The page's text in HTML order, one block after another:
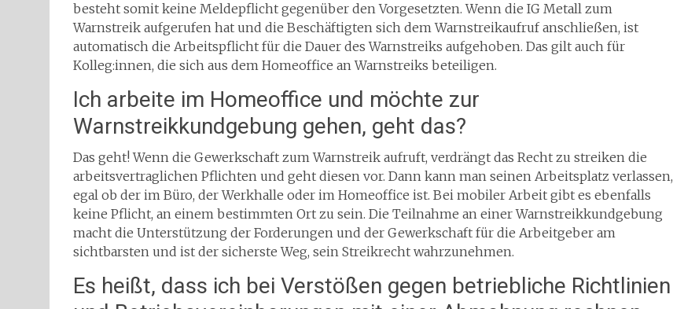
besteht somit keine Meldepflicht gegenüber den Vorgesetzten. Wenn die IG Metall zum
Warnstreik aufgerufen hat und die Beschäftig­ten sich dem Warnstreikaufruf anschließen, ist
automatisch die Arbeitspflicht für die Dauer des Warnstreiks aufgehoben. Das gilt auch für
Kolleg:innen, die sich aus dem Homeoffice an Warnstreiks beteiligen.
Ich arbeite im Homeoffice und möchte zur
Warnstreikkundgebung gehen, geht das?
Das geht! Wenn die Gewerkschaft zum Warnstreik aufruft, verdrängt das Recht zu streiken die
arbeitsvertraglichen Pflichten und geht diesen vor. Dann kann man seinen Arbeitsplatz verlassen,
egal ob der im Büro, der Werkhalle oder im Homeoffice ist. Bei mobiler Arbeit gibt es ebenfalls
keine Pflicht, an einem bestimmten Ort zu sein. Die Teilnah­me an einer Warnstreikkundgebung
macht die Unterstützung der Forderungen und der Gewerkschaft für die Arbeitgeber am
sichtbarsten und ist der sicherste Weg, sein Streikrecht wahrzunehmen.
Es heißt, dass ich bei Verstößen gegen betriebliche Richtlinien